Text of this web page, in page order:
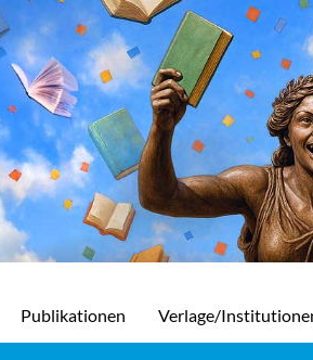
Publikationen Verlage/